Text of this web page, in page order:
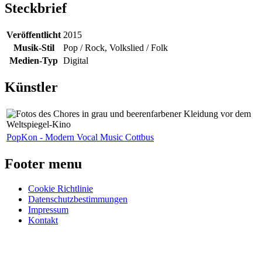
Steckbrief
Veröffentlicht 2015
Musik-Stil
Pop / Rock, Volkslied / Folk
Medien-Typ Digital
Künstler
PopKon - Modern Vocal Music Cottbus
Footer menu
Cookie Richtlinie
Datenschutzbestimmungen
Impressum
Kontakt